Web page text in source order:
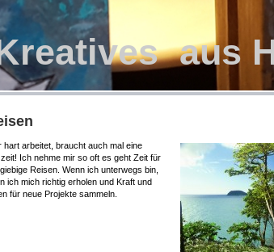
aus
hart arbeitet, braucht auch mal eine
Ich nehme mir so oft es geht Zeit für
Reisen. Wenn ich unterwegs bin,
ich mich richtig erholen und Kraft und
für neue Projekte sammeln.